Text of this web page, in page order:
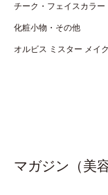
チーク・フェイスカラー
化粧小物・その他
オルビス ミスター メイク
マガジン（美